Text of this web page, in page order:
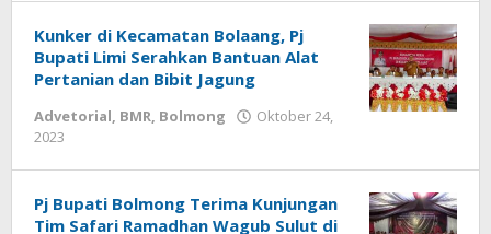
Kunker di Kecamatan Bolaang, Pj
Bupati Limi Serahkan Bantuan Alat
Pertanian dan Bibit Jagung
Advetorial, BMR, Bolmong
Oktober 24,
2023
Pj Bupati Bolmong Terima Kunjungan
Tim Safari Ramadhan Wagub Sulut di